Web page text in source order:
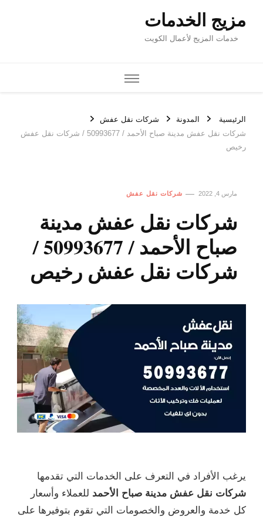
مزيج الخدمات
خدمات المزيج لأعمال الكويت
الرئيسية المدونة
شركات نقل عفش
شركات نقل عفش مدينة صباح الأحمد / 50993677 / شركات نقل عفش
رخيص
مارس 4, 2022 شركات نقل عفش
شركات نقل عفش مدينة
صباح الأحمد / 50993677 /
شركات نقل عفش رخيص
يرغب الأفراد في التعرف على الخدمات التي تقدمها
شركات نقل عفش مدينة صباح الأحمد للعملاء وأسعار
كل خدمة والعروض والخصومات التي تقوم بتوفيرها على